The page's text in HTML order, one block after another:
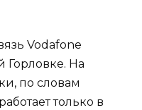
Vodafone
Горловке. На
по словам
только в